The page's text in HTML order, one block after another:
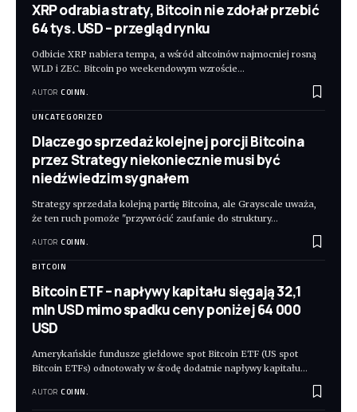
XRP odrabia straty, Bitcoin nie zdołał przebić
64 tys. USD – przegląd rynku
Odbicie XRP nabiera tempa, a wśród altcoinów najmocniej rosną
WLD i ZEC. Bitcoin po weekendowym wzroście…
AUTOR COINN.
UNCATEGORIZED
Dlaczego sprzedaż kolejnej porcji Bitcoina
przez Strategy niekoniecznie musi być
niedźwiedzim sygnałem
Strategy sprzedała kolejną partię Bitcoina, ale Grayscale uważa,
że ten ruch pomoże "przywrócić zaufanie do struktury…
AUTOR COINN.
BITCOIN
Bitcoin ETF – napływy kapitału sięgają 32,1
mln USD mimo spadku ceny poniżej 64 000
USD
Amerykańskie fundusze giełdowe spot Bitcoin ETF (US spot
Bitcoin ETFs) odnotowały w środę dodatnie napływy kapitału…
AUTOR COINN.